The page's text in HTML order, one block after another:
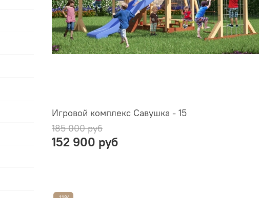
Игровой комплекс Савушка - 15
185 000 руб
152 900 руб